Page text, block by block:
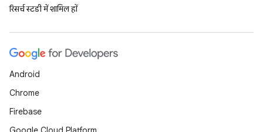
रिसर्च स्टडी में शामिल हों
Android
Chrome
Firebase